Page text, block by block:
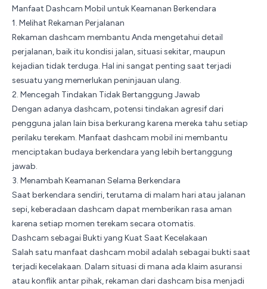
Manfaat Dashcam Mobil untuk Keamanan Berkendara
1. Melihat Rekaman Perjalanan
Rekaman dashcam membantu Anda mengetahui detail
perjalanan, baik itu kondisi jalan, situasi sekitar, maupun
kejadian tidak terduga. Hal ini sangat penting saat terjadi
sesuatu yang memerlukan peninjauan ulang.
2. Mencegah Tindakan Tidak Bertanggung Jawab
Dengan adanya dashcam, potensi tindakan agresif dari
pengguna jalan lain bisa berkurang karena mereka tahu setiap
perilaku terekam. Manfaat dashcam mobil ini membantu
menciptakan budaya berkendara yang lebih bertanggung
jawab.
3. Menambah Keamanan Selama Berkendara
Saat berkendara sendiri, terutama di malam hari atau jalanan
sepi, keberadaan dashcam dapat memberikan rasa aman
karena setiap momen terekam secara otomatis.
Dashcam sebagai Bukti yang Kuat Saat Kecelakaan
Salah satu manfaat dashcam mobil adalah sebagai bukti saat
terjadi kecelakaan. Dalam situasi di mana ada klaim asuransi
atau konflik antar pihak, rekaman dari dashcam bisa menjadi